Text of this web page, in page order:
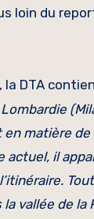
loin du
, la DTA
en matière
il
vallée de